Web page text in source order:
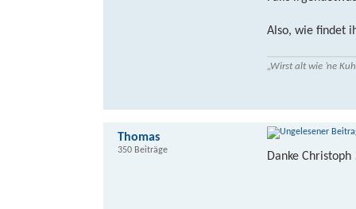
Also, wie findet
„Wirst alt wie ’ne
Danke
Thomas
350 Beiträge